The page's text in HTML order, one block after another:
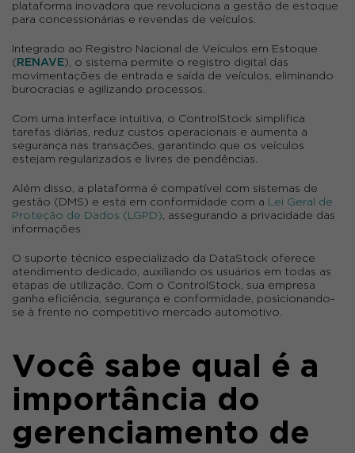
plataforma inovadora que revoluciona a gestão de estoque
para concessionárias e revendas de veículos.
Integrado ao Registro Nacional de Veículos em Estoque
( RENAVE), o sistema permite o registro digital das
movimentações de entrada e saída de veículos, eliminando
burocracias e agilizando processos.
Com uma interface intuitiva, o ControlStock simplifica
tarefas diárias, reduz custos operacionais e aumenta a
segurança nas transações, garantindo que os veículos
estejam regularizados e livres de pendências.
Além disso, a plataforma é compatível com sistemas de
gestão (DMS) e está em conformidade com a
Lei Geral de
Proteção de Dados (LGPD) , assegurando a privacidade das
informações.
O suporte técnico especializado da DataStock oferece
atendimento dedicado, auxiliando os usuários em todas as
etapas de utilização.
Com o ControlStock, sua empresa
ganha eficiência, segurança e conformidade, posicionando-
se à frente no competitivo mercado automotivo.
Você sabe qual é a
importância do
gerenciamento de